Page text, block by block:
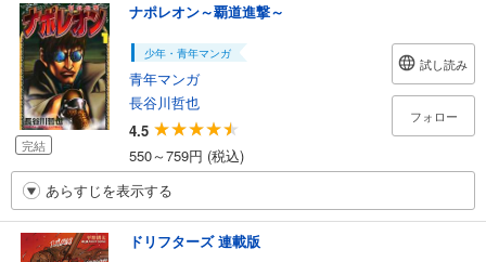
完結
ナポレオン～覇道進撃～
少年・青年マンガ
青年マンガ
長谷川哲也
4.5
550～759円 (税込)
試し読み
フォロー
あらすじを表示する
ドリフターズ 連載版